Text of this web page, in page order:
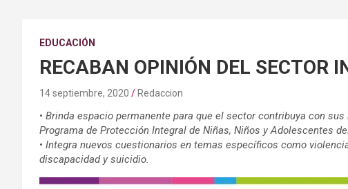
EDUCACIÓN
RECABAN OPINIÓN DEL SECTOR
14 septiembre, 2020 Redaccion
• Brinda espacio permanente para que el sector contribuya con
Programa de Protección Integral de Niñas, Niños y Adolescentes
• Integra nuevos cuestionarios en temas específicos como
discapacidad y suicidio.